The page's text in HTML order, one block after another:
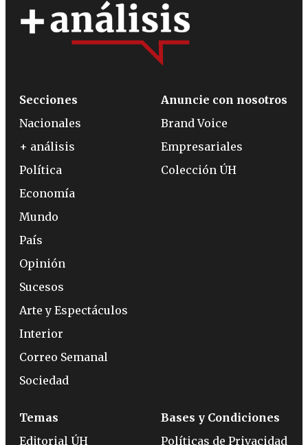
Secciones
Nacionales
+ análisis
Política
Economía
Mundo
País
Opinión
Sucesos
Arte y Espectáculos
Interior
Correo Semanal
Sociedad
Anuncie con nosotros
Brand Voice
Empresariales
Colección ÚH
Temas
Editorial ÚH
Bases y Condiciones
Políticas de Privacidad